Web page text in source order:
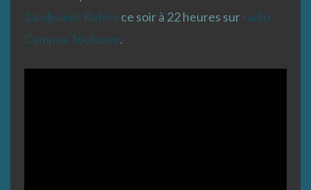
Jandjsonic Riders ce soir à 22 heures surradio
Campus Toulouse.